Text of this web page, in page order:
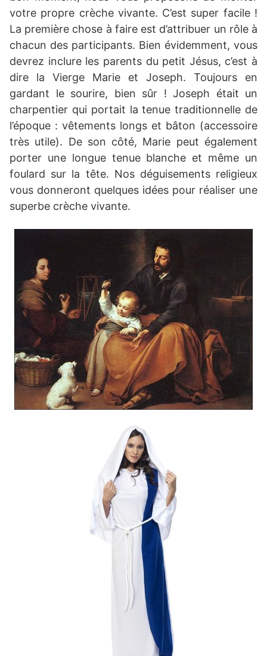
votre propre crèche vivante. C’est super facile !
La première chose à faire est d’attribuer un rôle à
chacun des participants. Bien évidemment, vous
devrez inclure les parents du petit Jésus, c’est à
dire la Vierge Marie et Joseph. Toujours en
gardant le sourire, bien sûr ! Joseph était un
charpentier qui portait la tenue traditionnelle de
l’époque : vêtements longs et bâton (accessoire
très utile). De son côté, Marie peut également
porter une longue tenue blanche et même un
foulard sur la tête. Nos déguisements religieux
vous donneront quelques idées pour réaliser une
superbe crèche vivante.